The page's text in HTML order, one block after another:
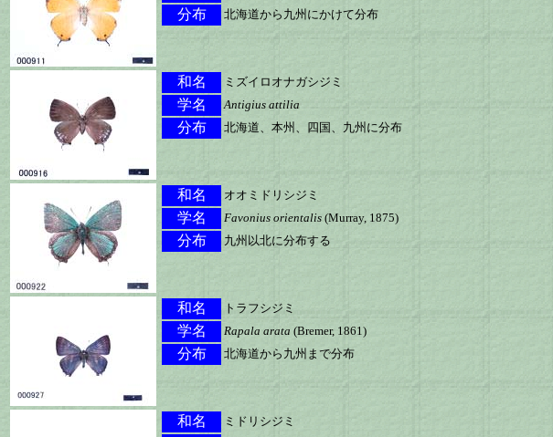
分布 北海道から九州にかけて分布
和名 ミズイロオナガシジミ
学名 Antigius attilia
分布 北海道、本州、四国、九州に分布
和名 オオミドリシジミ
学名 Favonius orientalis (Murray, 1875)
分布 九州以北に分布する
和名 トラフシジミ
学名 Rapala arata (Bremer, 1861)
分布 北海道から九州まで分布
和名 ミドリシジミ